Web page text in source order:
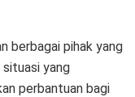
berbagai pihak yang
yang
perbantuan bagi